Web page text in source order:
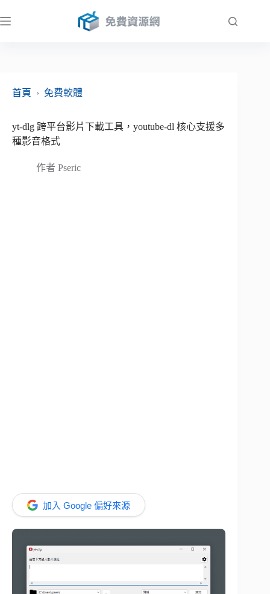
至
首頁
› 免費軟體
yt-dlg 跨平台影片下載工具，youtube-dl 核心支援多
種影音格式
作者 Pseric
加入 Google 偏好來源